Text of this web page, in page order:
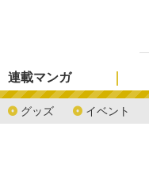
グッズ イベント
連載マンガ